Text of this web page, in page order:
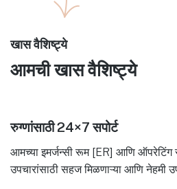
खास वैशिष्ट्ये
आमची खास वैशिष्ट्ये
रुग्णांसाठी 24×7 सपोर्ट
आमच्या इमर्जन्सी रूम [ER] आणि ऑपरेटिंग
उपचारांसाठी सहज मिळणाऱ्या आणि नेहमी